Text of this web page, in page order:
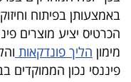
המילון
הכלכלי
פודקאסט
באמצעותן בפיתוח
הכרטיס יציע מוצרים
מימון הליך פונדקאות
פיננסי נכון הממוקדים